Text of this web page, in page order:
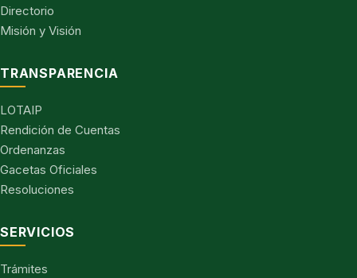
Directorio
Misión y Visión
TRANSPARENCIA
LOTAIP
Rendición de Cuentas
Ordenanzas
Gacetas Oficiales
Resoluciones
SERVICIOS
Trámites